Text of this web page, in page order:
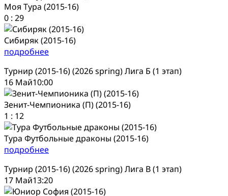
Моя Тура (2015-16)
0 : 29
Сибиряк (2015-16)
подробнее
Турнир (2015-16) (2026 spring) Лига Б (1 этап)
16 Май10:00
Зенит-Чемпионика (П) (2015-16)
1 : 12
Тура Футбольные драконы (2015-16)
подробнее
Турнир (2015-16) (2026 spring) Лига В (1 этап)
17 Май13:20